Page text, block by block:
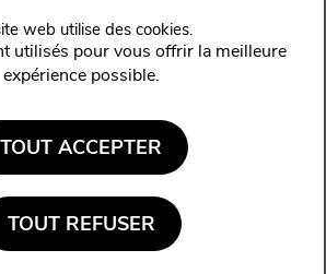
utilisés pour vous offrir la meilleure
expérience possible.
TOUT ACCEPTER
TOUT REFUSER